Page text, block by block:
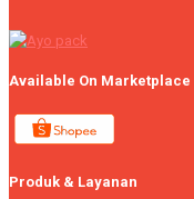
Available On Marketplace
Produk & Layanan